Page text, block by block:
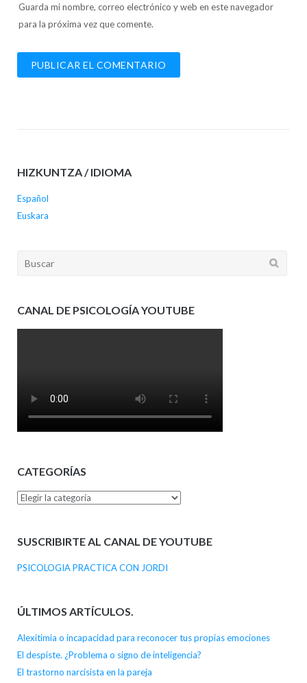
Guarda mi nombre, correo electrónico y web en este navegador
para la próxima vez que comente.
HIZKUNTZA / IDIOMA
Español
Euskara
Buscar:
CANAL DE PSICOLOGÍA YOUTUBE
CATEGORÍAS
Categorías
SUSCRIBIRTE AL CANAL DE YOUTUBE
PSICOLOGIA PRACTICA CON JORDI
ÚLTIMOS ARTÍCULOS.
Alexitimia o incapacidad para reconocer tus propias emociones
El despiste. ¿Problema o signo de inteligencia?
El trastorno narcisista en la pareja